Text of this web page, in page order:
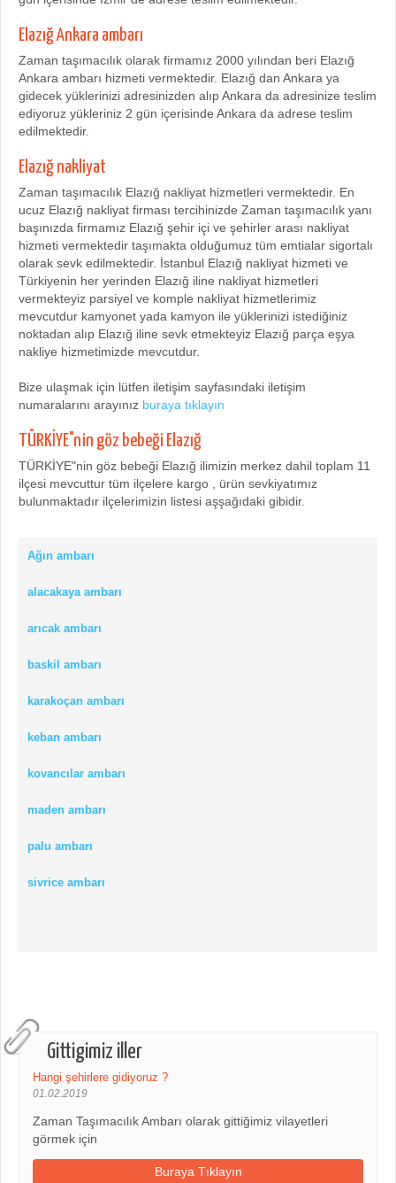
Gittigimiz iller
Hangi şehirlere gidiyoruz ?
01.02.2019
Zaman Taşımacılık Ambarı olarak gittiğimiz vilayetleri
görmek için
Buraya Tıklayın
Elazığ Ankara ambarı
Zaman taşımacılık olarak firmamız 2000 yılından beri Elazığ
Ankara ambarı hizmeti vermektedir. Elazığ dan Ankara ya
gidecek yüklerinizi adresinizden alıp Ankara da adresinize teslim
ediyoruz yükleriniz 2 gün içerisinde Ankara da adrese teslim
edilmektedir.
Elazığ nakliyat
Zaman taşımacılık Elazığ nakliyat hizmetleri vermektedir. En
ucuz Elazığ nakliyat firması tercihinizde Zaman taşımacılık yanı
başınızda firmamız Elazığ şehir içi ve şehirler arası nakliyat
hizmeti vermektedir taşımakta olduğumuz tüm emtialar sigortalı
olarak sevk edilmektedir. İstanbul Elazığ nakliyat hizmeti ve
Türkiyenin her yerinden Elazığ iline nakliyat hizmetleri
vermekteyiz parsiyel ve komple nakliyat hizmetlerimiz
mevcutdur kamyonet yada kamyon ile yüklerinizi istediğiniz
noktadan alıp Elazığ iline sevk etmekteyiz Elazığ parça eşya
nakliye hizmetimizde mevcutdur.
Bize ulaşmak için lütfen iletişim sayfasındaki iletişim
numaralarını arayınız buraya tıklayın
TÜRKİYE"nin göz bebeği Elazığ
TÜRKİYE"nin göz bebeği Elazığ ilimizin merkez dahil toplam 11
ilçesi mevcuttur tüm ilçelere kargo , ürün sevkiyatımız
bulunmaktadır ilçelerimizin listesi aşşağıdaki gibidir.
Ağın ambarı
alacakaya ambarı
arıcak ambarı
baskil ambarı
karakoçan ambarı
keban ambarı
kovancılar ambarı
maden ambarı
palu ambarı
sivrice ambarı